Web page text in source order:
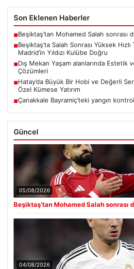
Son Eklenen Haberler
■Beşiktaş’tan Mohamed Salah sonrası
■Beşiktaş’ta Salah Sonrası Yüksek
Madrid’in Yıldızı Kulübe Doğru
■Dış Mekan Yaşam alanlarında Estetik
Çözümleri
■Hatay’da Büyük Bir Hobi ve Değerli
Özel Kümese Yatırım
■Çanakkale Bayramiç’teki yangın kontrol
Güncel
05/08/2026
Beşiktaş’tan Mohamed Salah sonrası
04/08/2026